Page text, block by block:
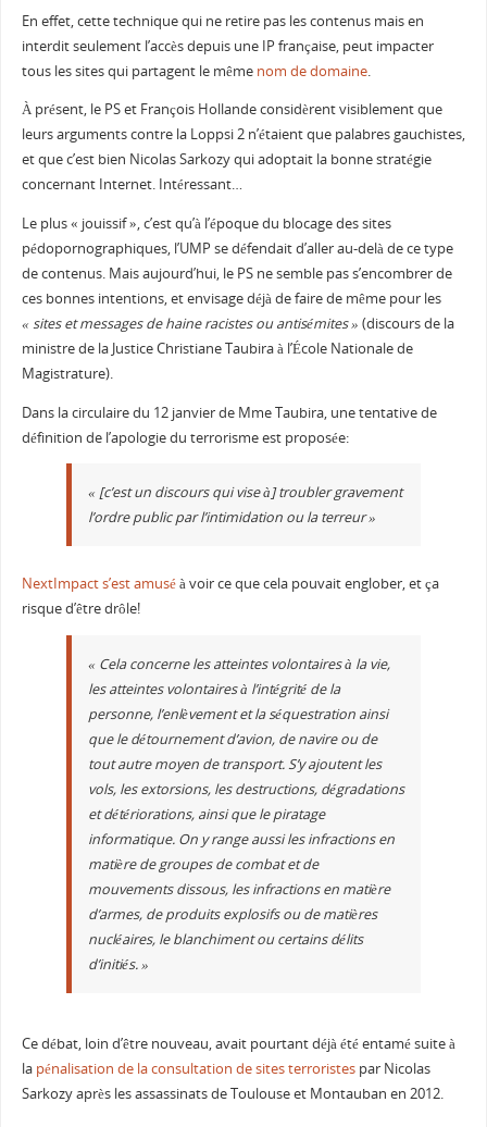
En effet, cette technique qui ne retire pas les contenus mais en
interdit seulement l’accès depuis une IP française, peut impacter
tous les sites qui partagent le même nom de domaine.
À présent, le PS et François Hollande considèrent visiblement que
leurs arguments contre la Loppsi 2 n’étaient que palabres gauchistes,
et que c’est bien Nicolas Sarkozy qui adoptait la bonne stratégie
concernant Internet. Intéressant…
Le plus « jouissif », c’est qu’à l’époque du blocage des sites
pédopornographiques, l’UMP se défendait d’aller au-delà de ce type
de contenus. Mais aujourd’hui, le PS ne semble pas s’encombrer de
ces bonnes intentions, et envisage déjà de faire de même pour les
« sites et messages de haine racistes ou antisémites » (discours de la
ministre de la Justice Christiane Taubira à l’École Nationale de
Magistrature).
Dans la circulaire du 12 janvier de Mme Taubira, une tentative de
définition de l’apologie du terrorisme est proposée:
« [c’est un discours qui vise à] troubler gravement
l’ordre public par l’intimidation ou la terreur »
NextImpact s’est amuséà voir ce que cela pouvait englober, et ça
risque d’être drôle!
« Cela concerne les atteintes volontaires à la vie,
les atteintes volontaires à l’intégrité de la
personne, l’enlèvement et la séquestration ainsi
que le détournement d’avion, de navire ou de
tout autre moyen de transport. S’y ajoutent les
vols, les extorsions, les destructions, dégradations
et détériorations, ainsi que le piratage
informatique. On y range aussi les infractions en
matière de groupes de combat et de
mouvements dissous, les infractions en matière
d’armes, de produits explosifs ou de matières
nucléaires, le blanchiment ou certains délits
d’initiés. »
Ce débat, loin d’être nouveau, avait pourtant déjà été entamé suite à
la pénalisation de la consultation de sites terroristespar Nicolas
Sarkozy après les assassinats de Toulouse et Montauban en 2012.